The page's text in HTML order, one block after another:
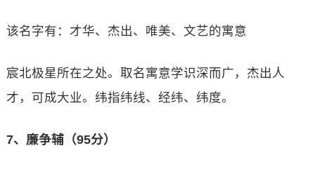
该名字有：才华、杰出、唯美、文艺的寓意
宸北极星所在之处。取名寓意学识深而广，杰出人
才，可成大业。纬指纬线、经纬、纬度。
7、廉争辅（95分）